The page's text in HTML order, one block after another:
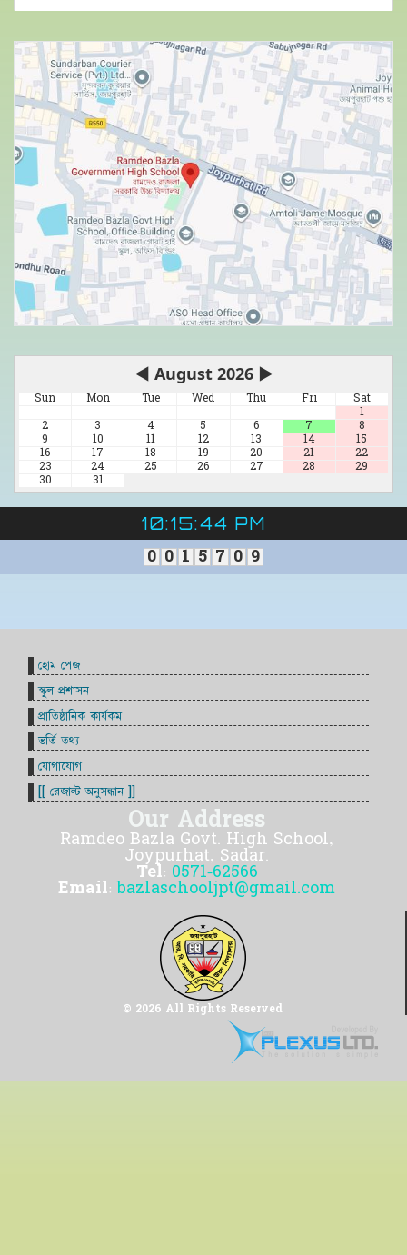
◀ August 2026 ▶
Sun Mon Tue Wed Thu Fri
Sat
1
2
3 4 5 6 7
8
9
10 11 12 13 14
15
16
17 18 19 20 21
22
23
24 25 26 27 28
29
30
31
10:15:44 PM
0 0 1 5 7 0 9
© 2026 All Rights Reserved
Our Address
Ramdeo Bazla Govt. High School,
Joypurhat, Sadar.
Tel: 0571-62566
Email:bazlaschooljpt@gmail.com
হোম পেজ
স্কুল প্রশাসন
প্রাতিষ্ঠানিক কার্যকম
ভর্তি তথ্য
যোগাযোগ
[[ রেজাল্ট অনুসন্ধান ]]